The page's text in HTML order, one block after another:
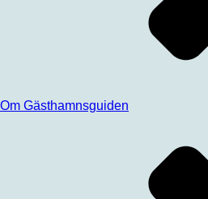
Om Gästhamnsguiden